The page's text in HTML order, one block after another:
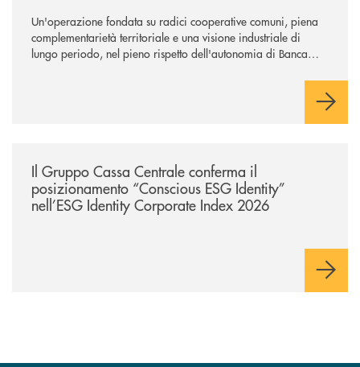
Un'operazione fondata su radici cooperative comuni, piena
complementarietà territoriale e una visione industriale di
lungo periodo, nel pieno rispetto dell'autonomia di Banca
negoziazione esclusiva per la finalizzazione dell’operazione.
Il Gruppo Cassa Centrale conferma il
posizionamento “Conscious ESG Identity”
nell’ESG Identity Corporate Index 2026